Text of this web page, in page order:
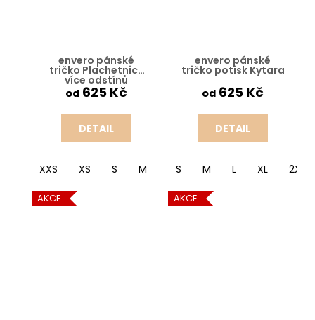
envero pánské
tričko Plachetnice
více odstínů
biobavlna_tricko
od 625 Kč
DETAIL
XXS XS S M XL 2XL 3XL
envero pánské
tričko potisk Kytara
od 625 Kč
DETAIL
S M L XL 2XL
AKCE AKCE